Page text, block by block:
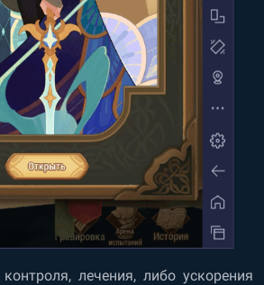
лечения, либо ускорения